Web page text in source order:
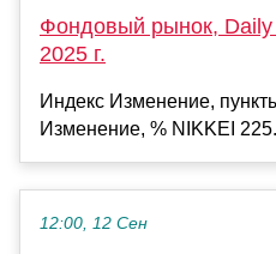
Фондовый рынок, Daily
2025 г.
Индекс Изменение,
Изменение, % NIKKEI
12:00, 12 Сен